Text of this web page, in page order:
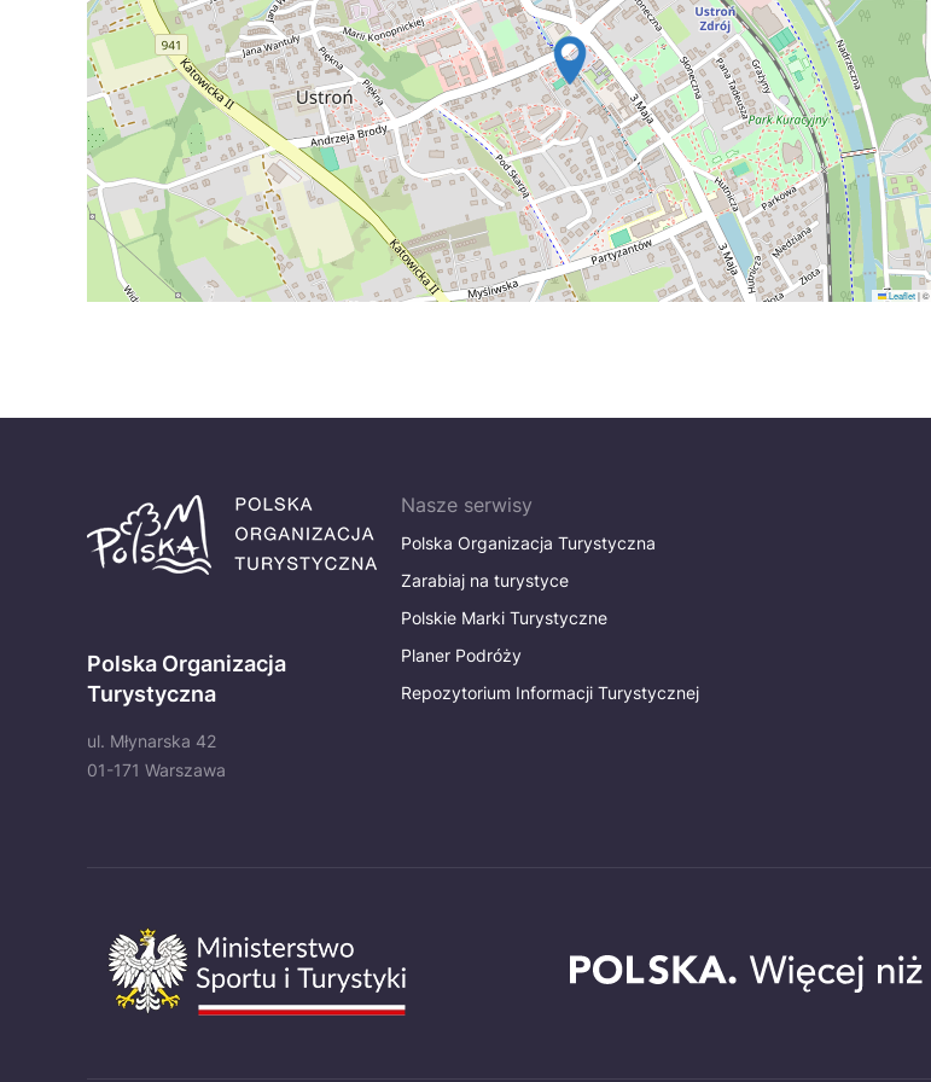
Leaflet|©
Polska Organizacja
Turystyczna
ul. Młynarska 42
01-171 Warszawa
Nasze serwisy
Polska Organizacja Turystyczna
Zarabiaj na turystyce
Polskie Marki Turystyczne
Planer Podróży
Repozytorium Informacji Turystycznej